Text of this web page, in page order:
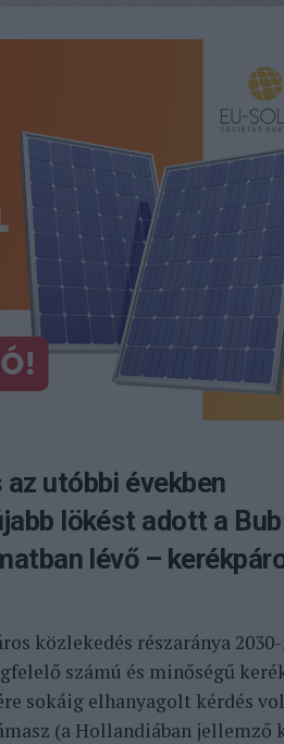
utóbbi években
lökést adott a
lévő –
közlekedés részaránya
számú és minőségű
sokáig elhanyagolt kérdés
(a Hollandiában jellemző